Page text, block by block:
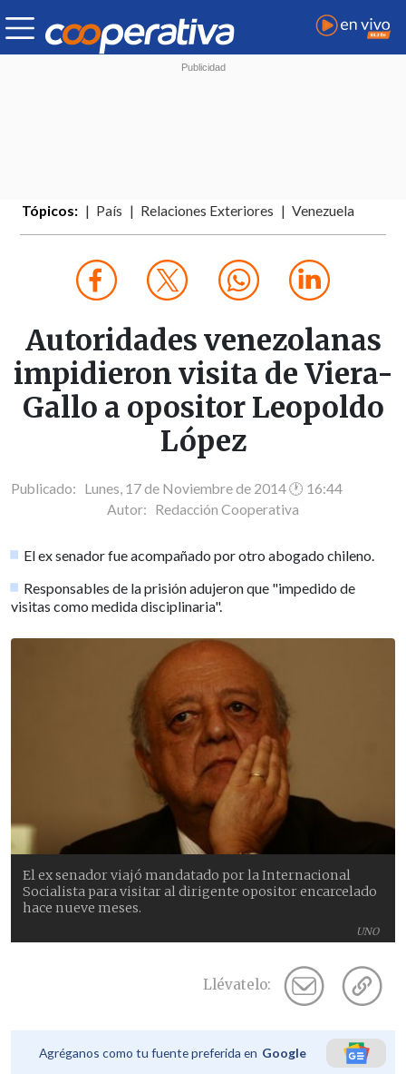
Tópicos: País Relaciones Exteriores Venezuela
Autoridades venezolanas
impidieron visita de Viera-
Gallo a opositor Leopoldo
López
Publicado: Lunes, 17 de Noviembre de 2014 🕐 16:44
Autor: Redacción Cooperativa
El ex senador fue acompañado por otro abogado chileno.
Responsables de la prisión adujeron que "impedido de
visitas como medida disciplinaria".
UNO
El ex senador viajó mandatado por la Internacional
Socialista para visitar al dirigente opositor encarcelado
hace nueve meses.
Llévatelo:
Agréganos como tu fuente preferida en Google